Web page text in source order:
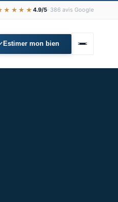
4.9/5· 386 avis Google
Estimer mon bien